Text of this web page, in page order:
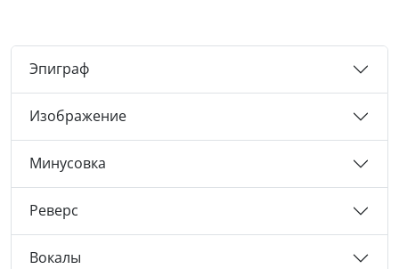
Эпиграф
Изображение
Минусовка
Реверс
Вокалы